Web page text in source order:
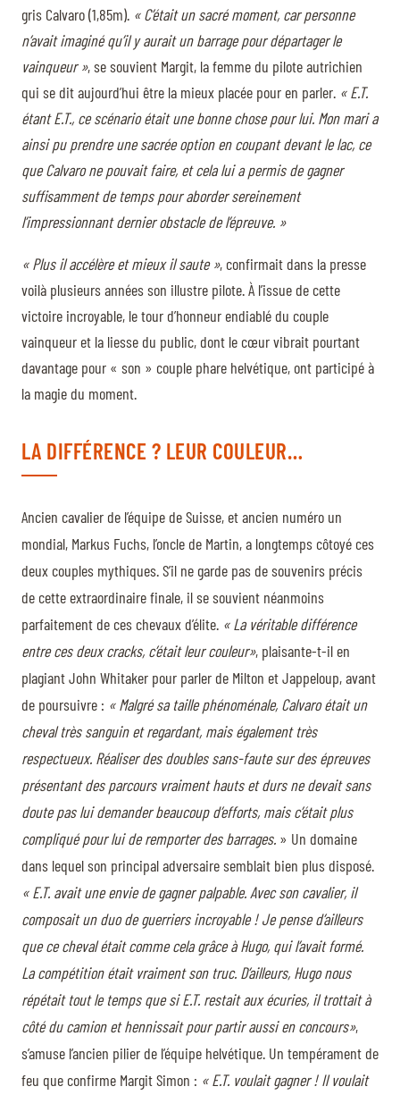
gris Calvaro (1,85m). « C’était un sacré moment, car personne
n’avait imaginé qu’il y aurait un barrage pour départager le
vainqueur », se souvient Margit, la femme du pilote autrichien
qui se dit aujourd’hui être la mieux placée pour en parler. « E.T.
étant E.T., ce scénario était une bonne chose pour lui. Mon mari a
ainsi pu prendre une sacrée option en coupant devant le lac, ce
que Calvaro ne pouvait faire, et cela lui a permis de gagner
suffisamment de temps pour aborder sereinement
l’impressionnant dernier obstacle de l’épreuve. »
« Plus il accélère et mieux il saute », confirmait dans la presse
voilà plusieurs années son illustre pilote. À l’issue de cette
victoire incroyable, le tour d’honneur endiablé du couple
vainqueur et la liesse du public, dont le cœur vibrait pourtant
davantage pour « son » couple phare helvétique, ont participé à
la magie du moment.
LA DIFFÉRENCE ? LEUR COULEUR…
Ancien cavalier de l’équipe de Suisse, et ancien numéro un
mondial, Markus Fuchs, l’oncle de Martin, a longtemps côtoyé ces
deux couples mythiques. S’il ne garde pas de souvenirs précis
de cette extraordinaire finale, il se souvient néanmoins
parfaitement de ces chevaux d’élite. « La véritable différence
entre ces deux cracks, c’était leur couleur», plaisante-t-il en
plagiant John Whitaker pour parler de Milton et Jappeloup, avant
de poursuivre : « Malgré sa taille phénoménale, Calvaro était un
cheval très sanguin et regardant, mais également très
respectueux. Réaliser des doubles sans-faute sur des épreuves
présentant des parcours vraiment hauts et durs ne devait sans
doute pas lui demander beaucoup d’efforts, mais c’était plus
compliqué pour lui de remporter des barrages. » Un domaine
dans lequel son principal adversaire semblait bien plus disposé.
« E.T. avait une envie de gagner palpable. Avec son cavalier, il
composait un duo de guerriers incroyable ! Je pense d’ailleurs
que ce cheval était comme cela grâce à Hugo, qui l’avait formé.
La compétition était vraiment son truc. D’ailleurs, Hugo nous
répétait tout le temps que si E.T. restait aux écuries, il trottait à
côté du camion et hennissait pour partir aussi en concours»,
s’amuse l’ancien pilier de l’équipe helvétique. Un tempérament de
feu que confirme Margit Simon : « E.T. voulait gagner ! Il voulait